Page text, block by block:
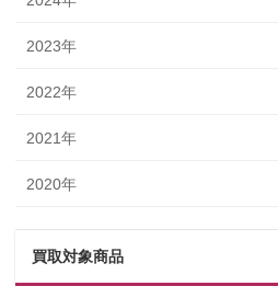
2023年
2022年
2021年
2020年
買取対象商品